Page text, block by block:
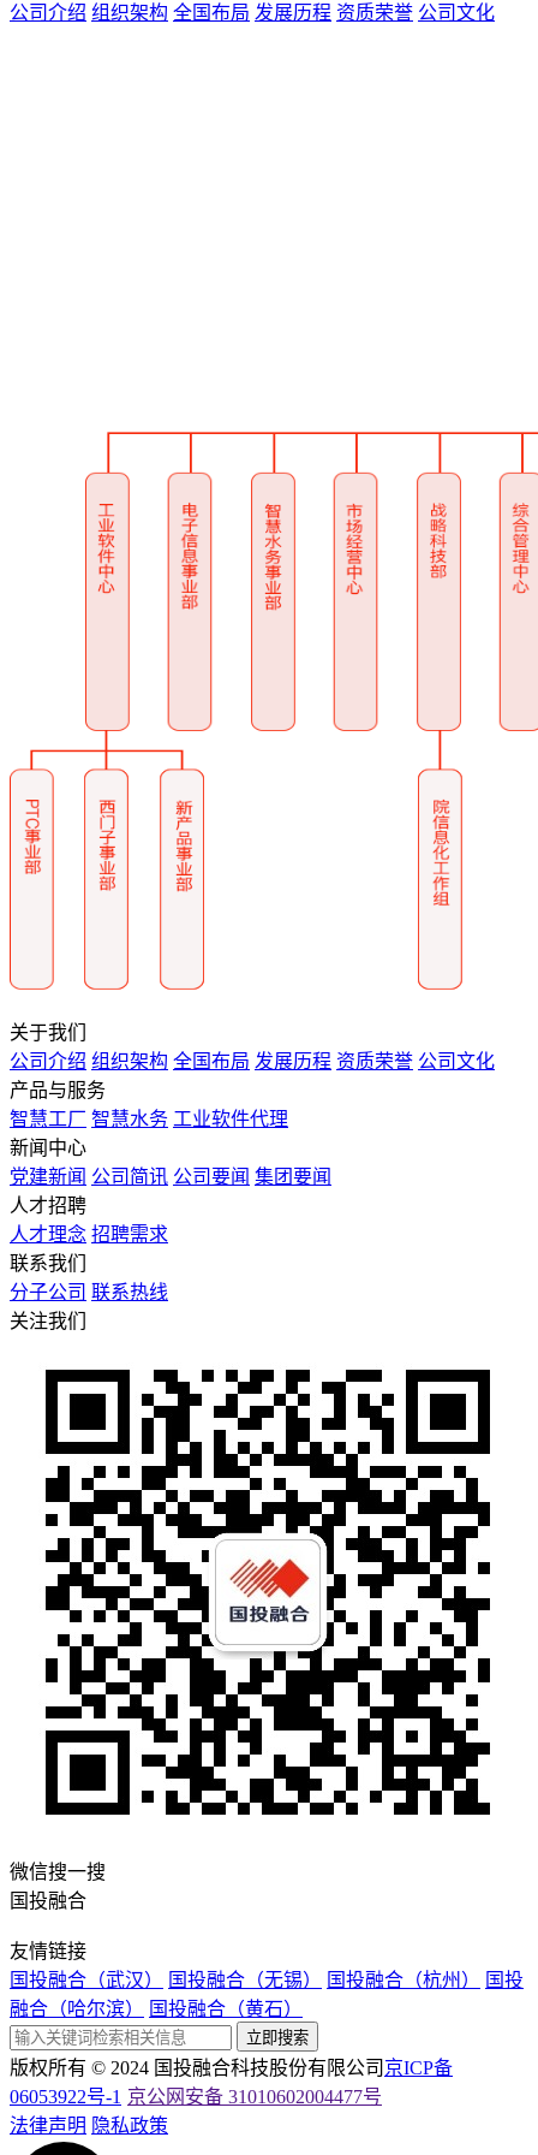
公司介绍 组织架构 全国布局 发展历程 资质荣誉 公司文化
关于我们
公司介绍 组织架构 全国布局 发展历程 资质荣誉 公司文化
产品与服务
智慧工厂 智慧水务 工业软件代理
新闻中心
党建新闻 公司简讯 公司要闻 集团要闻
⼈才招聘
人才理念 招聘需求
联系我们
分子公司 联系热线
关注我们
微信搜一搜
国投融合
友情链接
国投融合（武汉）
国投融合（无锡） 国投融合（杭州）
国投
融合（哈尔滨）
国投融合（黄石）
立即搜索
版权所有 © 2024 国投融合科技股份有限公司 京ICP备
06053922号-1 京公网安备 31010602004477号
法律声明 隐私政策